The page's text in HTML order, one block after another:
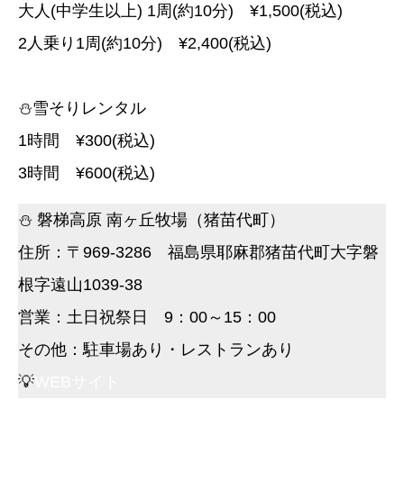
大人(中学生以上) 1周(約10分) ¥1,500(税込)
2人乗り1周(約10分) ¥2,400(税込)
⛄雪そりレンタル
1時間 ¥300(税込)
3時間 ¥600(税込)
⛄ 磐梯高原 南ヶ丘牧場（猪苗代町）
住所：〒969-3286 福島県耶麻郡猪苗代町大字磐
根字遠山1039-38
営業：土日祝祭日 9：00～15：00
その他：駐車場あり・レストランあり
💡